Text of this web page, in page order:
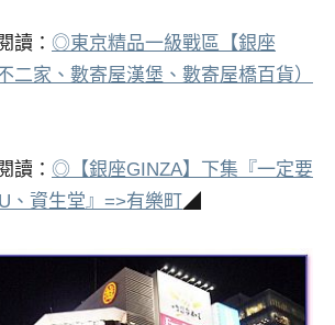
讀： ◎東京精品一級戰區【銀座
二家、數寄屋漢堡、數寄屋橋百貨）
讀： ◎【銀座GINZA】下集『一定要
、資生堂』=>有樂町◢